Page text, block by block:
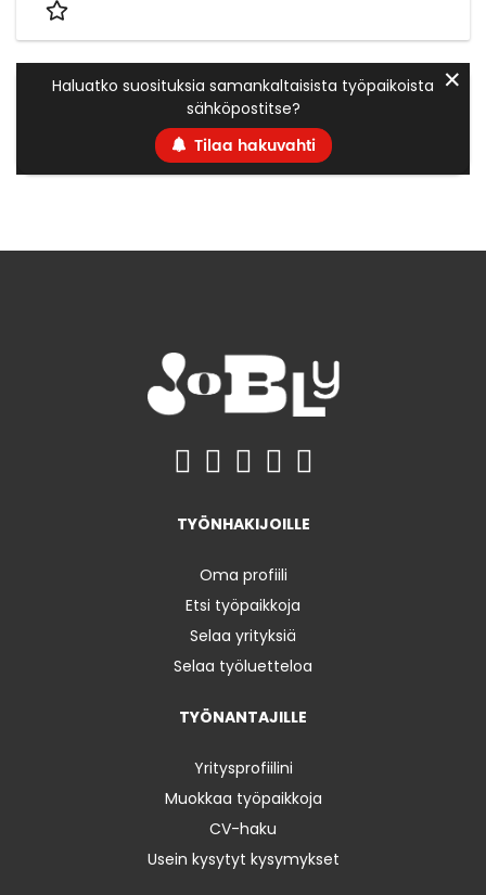
Haluatko suosituksia samankaltaisista työpaikoista
sähköpostitse?
Tilaa hakuvahti
✕
TYÖNHAKIJOILLE
Oma profiili
Etsi työpaikkoja
Selaa yrityksiä
Selaa työluetteloa
TYÖNANTAJILLE
Yritysprofiilini
Muokkaa työpaikkoja
CV-haku
Usein kysytyt kysymykset